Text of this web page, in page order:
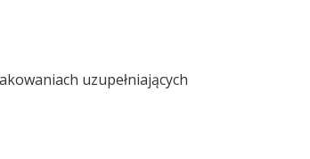
uzupełniających